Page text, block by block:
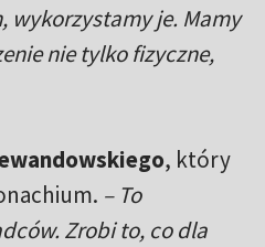
wykorzystamy je. Mamy
nie tylko fizyczne,
, który
– To
Zrobi to, co dla